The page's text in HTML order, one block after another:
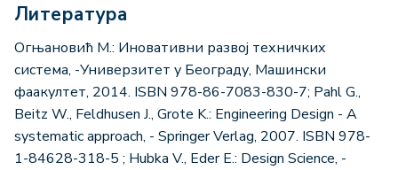
Литература
Огњановић М.: Иновативни развој техничких
система, -Универзитет у Београду, Машински
фаакултет, 2014. ISBN 978-86-7083-830-7; Pahl G.,
Beitz W., Feldhusen J., Grote K.: Engineering Design - A
systematic approach, - Springer Verlag, 2007. ISBN 978-
1-84628-318-5 ; Hubka V., Eder E.: Design Science, -